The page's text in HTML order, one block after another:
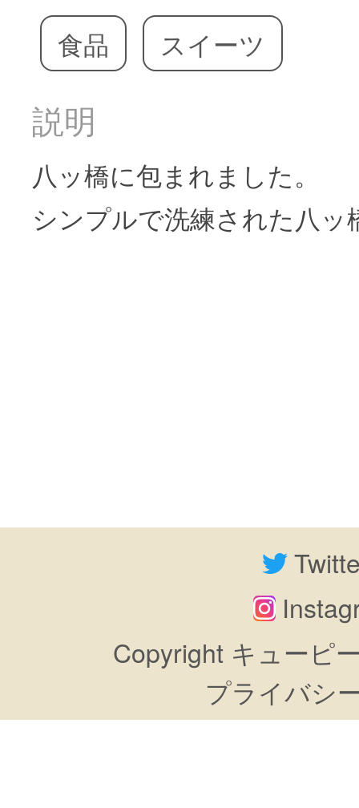
食品 スイーツ
説明
八ッ橋に包まれました。
シンプルで洗練された八ッ
Copyright キューピ
プライバシ